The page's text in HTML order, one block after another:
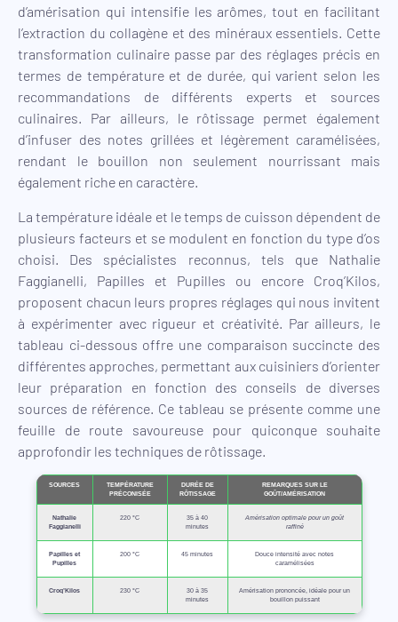
d’amérisation qui intensifie les arômes, tout en facilitant
l’extraction du collagène et des minéraux essentiels. Cette
transformation culinaire passe par des réglages précis en
termes de température et de durée, qui varient selon les
recommandations de différents experts et sources
culinaires. Par ailleurs, le rôtissage permet également
d’infuser des notes grillées et légèrement caramélisées,
rendant le bouillon non seulement nourrissant mais
également riche en caractère.
La température idéale et le temps de cuisson dépendent de
plusieurs facteurs et se modulent en fonction du type d’os
choisi. Des spécialistes reconnus, tels que Nathalie
Faggianelli, Papilles et Pupilles ou encore Croq’Kilos,
proposent chacun leurs propres réglages qui nous invitent
à expérimenter avec rigueur et créativité. Par ailleurs, le
tableau ci-dessous offre une comparaison succincte des
différentes approches, permettant aux cuisiniers d’orienter
leur préparation en fonction des conseils de diverses
sources de référence. Ce tableau se présente comme une
feuille de route savoureuse pour quiconque souhaite
approfondir les techniques de rôtissage.
SOURCES
TEMPÉRATURE
PRÉCONISÉE
DURÉE DE
RÔTISSAGE
REMARQUES SUR LE
GOÛT/AMÉRISATION
Nathalie
Faggianelli
220 °C
35 à 40
minutes
Amérisation optimale pour un goût
raffiné
Papilles et
Pupilles
200 °C 45 minutes Douce intensité avec notes
caramélisées
Croq’Kilos 230 °C
30 à 35
minutes
Amérisation prononcée, idéale pour un
bouillon puissant